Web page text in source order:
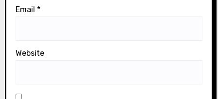
Email *
Website